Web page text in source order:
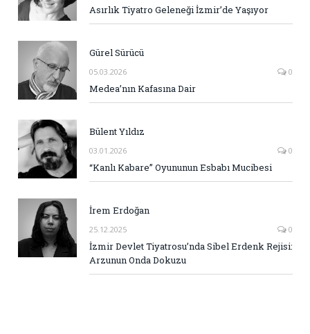
Asırlık Tiyatro Geleneği İzmir’de Yaşıyor
Gürel Sürücü
05.03.2026 0
Medea’nın Kafasına Dair
Bülent Yıldız
03.01.2026 0
“Kanlı Kabare” Oyununun Esbabı Mucibesi
İrem Erdoğan
25.12.2025 0
İzmir Devlet Tiyatrosu’nda Sibel Erdenk Rejisi:
Arzunun Onda Dokuzu